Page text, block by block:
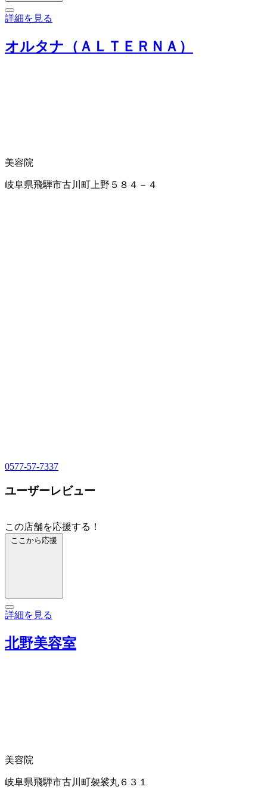
詳細を見る
オルタナ（ＡＬＴＥＲＮＡ）
美容院
岐阜県飛騨市古川町上野５８４－４
0577-57-7337
ユーザーレビュー
この店舗を応援する！
ここから応援
詳細を見る
北野美容室
美容院
岐阜県飛騨市古川町袈裟丸６３１